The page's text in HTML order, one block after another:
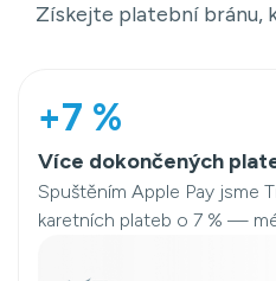
Získejte platební bránu,
+7 %
Více dokončených
Spuštěním Apple Pay jsme
karetních plateb o 7 % —